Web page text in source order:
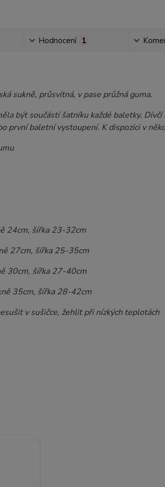
Hodnocení 1
sukně, průsvitná, v pase průžná guma.
být součástí šatníku každé baletky.
první baletní vystoupení. K dispozici v
24cm, šířka 23-32cm
27cm, šířka 25-35cm
30cm, šířka 27-40cm
35cm, šířka 28-42cm
v sušičce, žehlit při nízkých teplotách